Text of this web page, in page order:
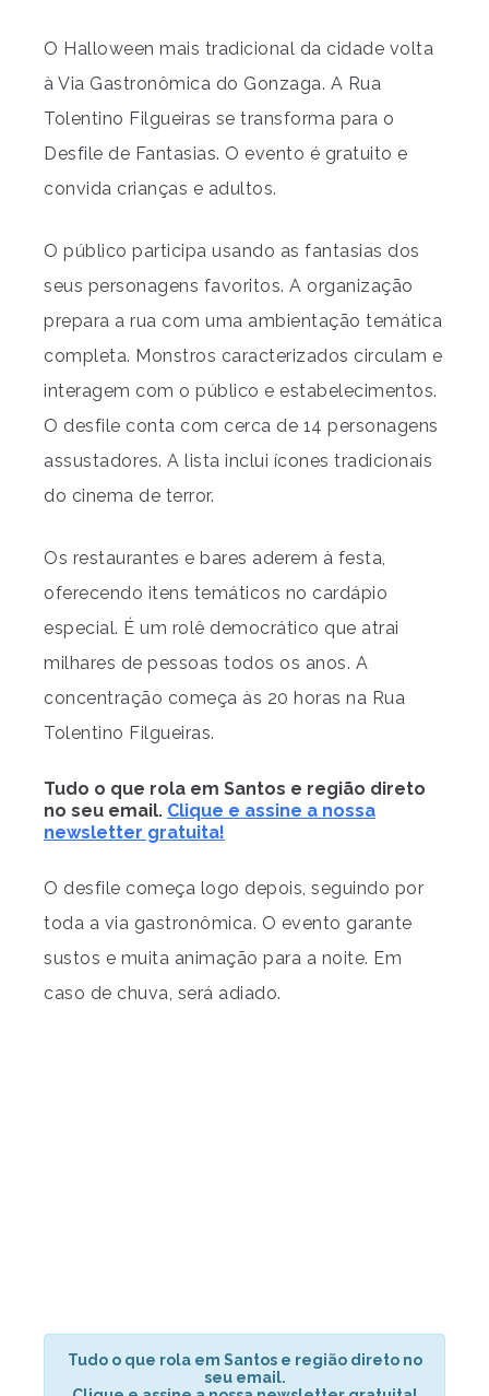
O Halloween mais tradicional da cidade volta
à Via Gastronômica do Gonzaga. A Rua
Tolentino Filgueiras se transforma para o
Desfile de Fantasias. O evento é gratuito e
convida crianças e adultos.
O público participa usando as fantasias dos
seus personagens favoritos. A organização
prepara a rua com uma ambientação temática
completa. Monstros caracterizados circulam e
interagem com o público e estabelecimentos.
O desfile conta com cerca de 14 personagens
assustadores. A lista inclui ícones tradicionais
do cinema de terror.
Os restaurantes e bares aderem à festa,
oferecendo itens temáticos no cardápio
especial. É um rolê democrático que atrai
milhares de pessoas todos os anos. A
concentração começa às 20 horas na Rua
Tolentino Filgueiras.
Tudo o que rola em Santos e região direto
no seu email. Clique e assine a nossa
newsletter gratuita!
O desfile começa logo depois, seguindo por
toda a via gastronômica. O evento garante
sustos e muita animação para a noite. Em
caso de chuva, será adiado.
Tudo o que rola em Santos e região direto no
seu email.